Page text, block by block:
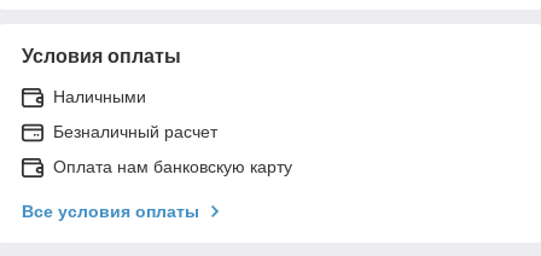
Условия оплаты
Наличными
Безналичный расчет
Оплата нам банковскую карту
Все условия оплаты